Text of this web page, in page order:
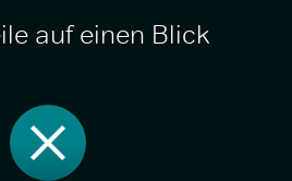
auf einen Blick